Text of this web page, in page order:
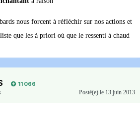
nous forcent à réfléchir sur nos actions et
que les à priori où que le ressenti à chaud
11 066
Posté(e) le 13 juin 2013